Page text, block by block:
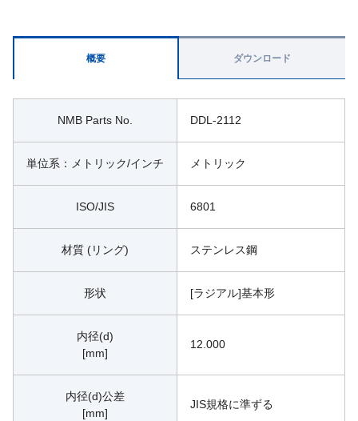
概要
NMB Parts No. DDL-2112
単位系：メトリック/インチ メトリック
ISO/JIS 6801
材質 (リング) ステンレス鋼
形状 [ラジアル]基本形
内径(d)
[mm]
12.000
内径(d)公差
[mm]
JIS規格に準ずる
ダウンロード